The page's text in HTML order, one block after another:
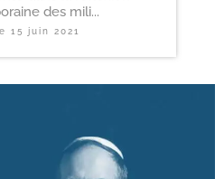
des mili...
15 juin 2021